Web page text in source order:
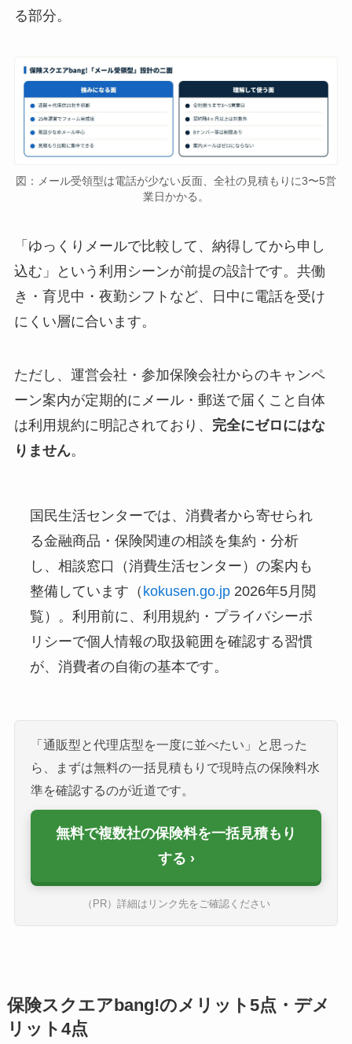
る部分。
図：メール受領型は電話が少ない反面、全社の見積もりに3〜5営
業日かかる。
「ゆっくりメールで比較して、納得してから申し
込む」という利用シーンが前提の設計です。共働
き・育児中・夜勤シフトなど、日中に電話を受け
にくい層に合います。
ただし、運営会社・参加保険会社からのキャンペ
ーン案内が定期的にメール・郵送で届くこと自体
は利用規約に明記されており、 完全にゼロにはな
りません。
国民生活センターでは、消費者から寄せられ
る金融商品・保険関連の相談を集約・分析
し、相談窓口（消費生活センター）の案内も
整備しています（ kokusen.go.jp2026年5月閲
覧）。利用前に、利用規約・プライバシーポ
リシーで個人情報の取扱範囲を確認する習慣
が、消費者の自衛の基本です。
「通販型と代理店型を一度に並べたい」と思った
ら、まずは無料の一括見積もりで現時点の保険料水
準を確認するのが近道です。
無料で複数社の保険料を一括見積もり
する
（PR）詳細はリンク先をご確認ください
保険スクエアbang!のメリット5点・デメ
リット4点